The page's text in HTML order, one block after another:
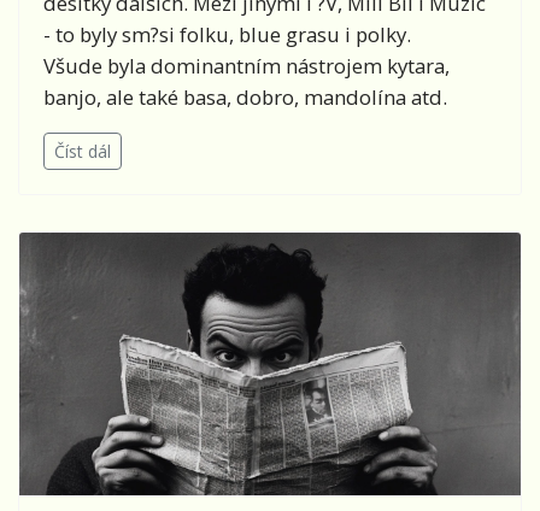
- to byly sm?si folku, blue grasu i polky.
Všude byla dominantním nástrojem kytara,
banjo, ale také basa, dobro, mandolína atd.
Číst dál